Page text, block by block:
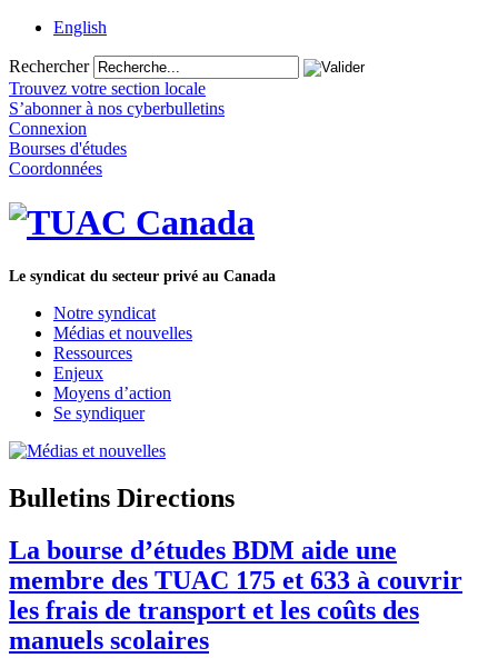
English
Rechercher
Trouvez votre section locale
S’abonner à nos cyberbulletins
Connexion
Bourses d'études
Coordonnées
Le syndicat du secteur privé au Canada
Notre syndicat
Médias et nouvelles
Ressources
Enjeux
Moyens d’action
Se syndiquer
Bulletins Directions
La bourse d’études BDM aide une
membre des TUAC 175 et 633 à couvrir
les frais de transport et les coûts des
manuels scolaires